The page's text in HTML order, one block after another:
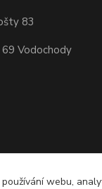
83
Vodochody
webu,